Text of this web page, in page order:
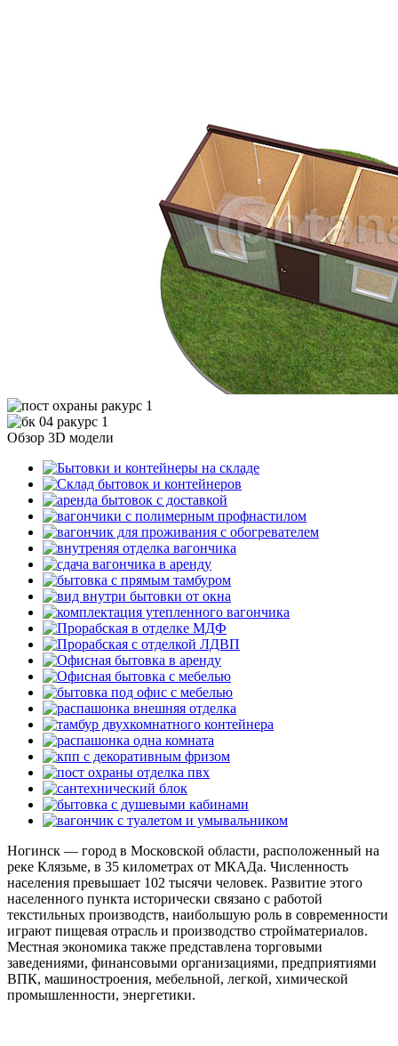
Обзор 3D модели
Ногинск — город в Московской области, расположенный на
реке Клязьме, в 35 километрах от МКАДа. Численность
населения превышает 102 тысячи человек. Развитие этого
населенного пункта исторически связано с работой
текстильных производств, наибольшую роль в современности
играют пищевая отрасль и производство стройматериалов.
Местная экономика также представлена торговыми
заведениями, финансовыми организациями, предприятиями
ВПК, машиностроения, мебельной, легкой, химической
промышленности, энергетики.